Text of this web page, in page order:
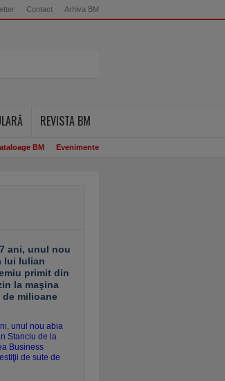
Contact Arhiva BM
REVISTA BM
BM Evenimente
ani, unul nou
lui Iulian
primit din
la maşina
milioane